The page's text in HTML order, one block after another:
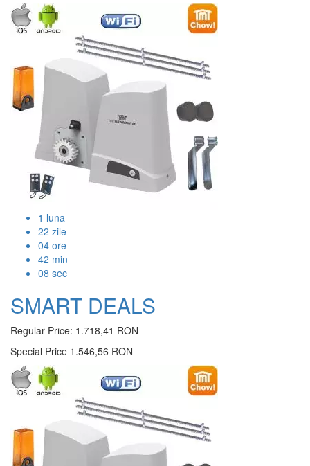
1 luna
22 zile
04 ore
42 min
07 sec
SMART DEALS
Regular Price: 1.718,41 RON
Special Price 1.546,56 RON